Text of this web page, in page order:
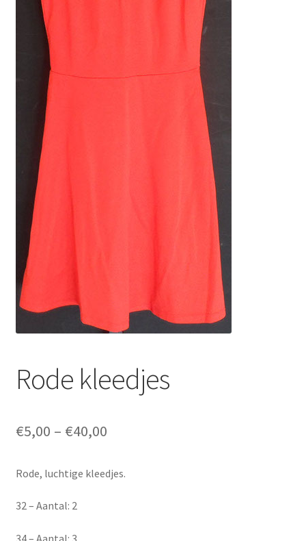
Rode kleedjes
€5,00 – €40,00
Rode, luchtige kleedjes.
32 – Aantal: 2
34 – Aantal: 3